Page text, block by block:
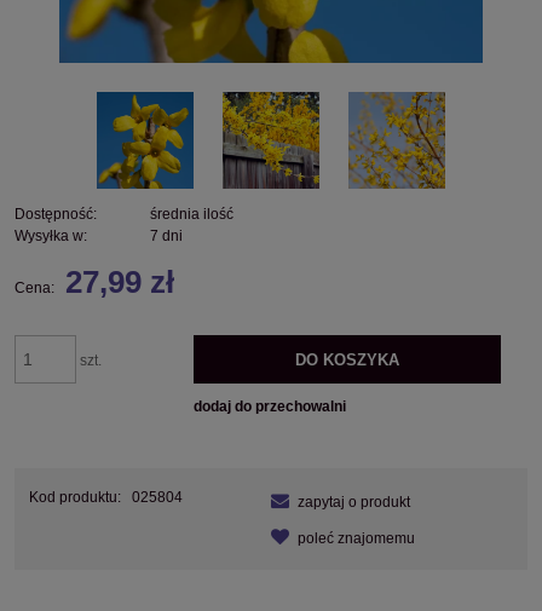
Dostępność:
średnia ilość
Wysyłka w:
7 dni
Cena: 27,99 zł
szt. DO KOSZYKA
dodaj do przechowalni
Kod produktu: 025804 zapytaj o produkt
poleć znajomemu